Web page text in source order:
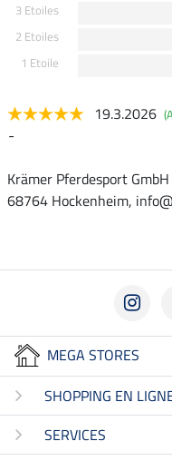
3 Etoiles
2 Etoiles
1 Etoile
19.3.2026
-
Krämer Pferdesport
68764 Hockenheim,
MEGA STORES
SHOPPING EN
SERVICES